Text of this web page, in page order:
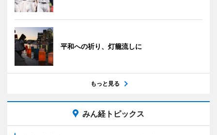
平和への祈り、灯籠流しに
もっと見る
みん経トピックス